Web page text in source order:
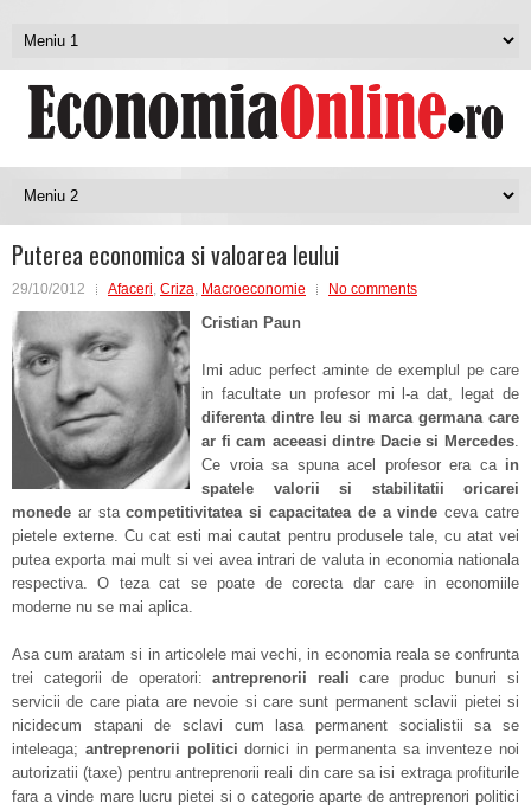
Puterea economica si valoarea leului
29/10/2012 Afaceri, Criza, Macroeconomie No comments
Cristian Paun
Imi aduc perfect aminte de exemplul pe care
in facultate un profesor mi l-a dat, legat de
diferenta dintre leu si marca germana care
ar fi cam aceeasi dintre Dacie si Mercedes.
Ce vroia sa spuna acel profesor era ca in
spatele valorii si stabilitatii oricarei
monede ar stacompetitivitatea si capacitatea de a vinde ceva catre
pietele externe. Cu cat esti mai cautat pentru produsele tale, cu atat vei
putea exporta mai mult si vei avea intrari de valuta in economia nationala
respectiva. O teza cat se poate de corecta dar care in economiile
moderne nu se mai aplica.
Asa cum aratam si in articolele mai vechi, in economia reala se confrunta
trei categorii de operatori:antreprenorii reali care produc bunuri si
servicii de care piata are nevoie si care sunt permanent sclavii pietei si
nicidecum stapani de sclavi cum lasa permanent socialistii sa se
inteleaga; antreprenorii politici dornici in permanenta sa inventeze noi
autorizatii (taxe) pentru antreprenorii reali din care sa isi extraga profiturile
fara a vinde mare lucru pietei si o categorie aparte de antreprenori politici